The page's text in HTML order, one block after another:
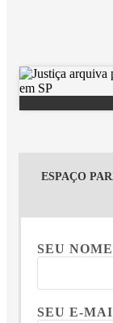
ESPAÇO
SEU NOME
SEU E-